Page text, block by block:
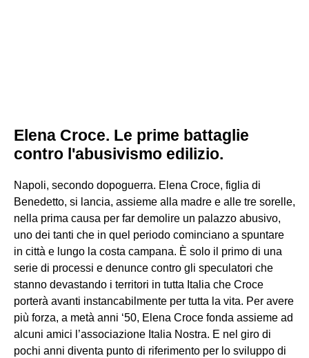
Elena Croce. Le prime battaglie
contro l'abusivismo edilizio.
Napoli, secondo dopoguerra. Elena Croce, figlia di
Benedetto, si lancia, assieme alla madre e alle tre sorelle,
nella prima causa per far demolire un palazzo abusivo,
uno dei tanti che in quel periodo cominciano a spuntare
in città e lungo la costa campana. È solo il primo di una
serie di processi e denunce contro gli speculatori che
stanno devastando i territori in tutta Italia che Croce
porterà avanti instancabilmente per tutta la vita. Per avere
più forza, a metà anni ‘50, Elena Croce fonda assieme ad
alcuni amici l’associazione Italia Nostra. E nel giro di
pochi anni diventa punto di riferimento per lo sviluppo di